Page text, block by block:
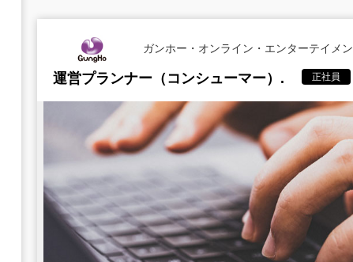
ガンホー・オンライン・エンターテイメ
運営プランナー（コンシューマー）. 正社員